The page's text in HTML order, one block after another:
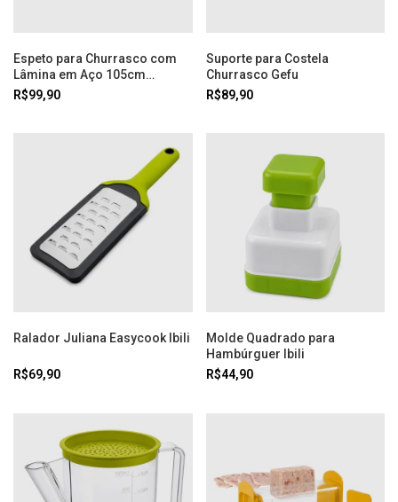
Espeto para Churrasco com
Lâmina em Aço 105cm
Tramontina
R$99,90
Suporte para Costela
Churrasco Gefu
R$89,90
Ralador Juliana Easycook Ibili
R$69,90
Molde Quadrado para
Hambúrguer Ibili
R$44,90